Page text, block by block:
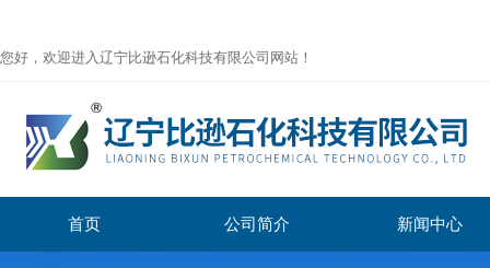
您好，欢迎进入辽宁比逊石化科技有限公司网站！
首页 公司简介 新闻中心